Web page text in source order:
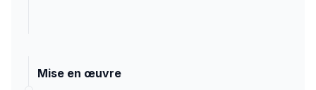
Mise en œuvre